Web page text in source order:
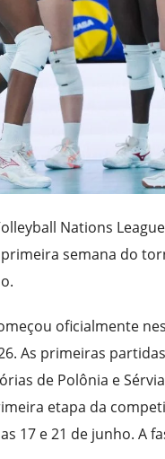
Nations
semana do
oficialmente
As primeiras
de Polônia e
etapa da
17 e 21 de junho. A